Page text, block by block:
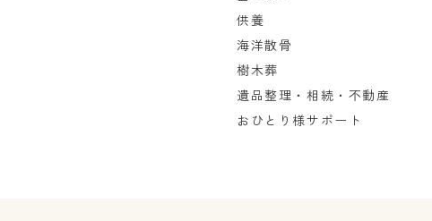
供養
海洋散骨
樹木葬
遺品整理・相続・不動産
おひとり様サポート